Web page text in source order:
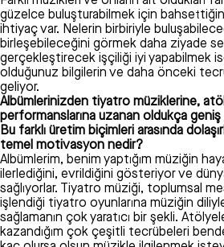
güzelce buluşturabilmek için
ihtiyaç var. Nelerin birbiriyle
birleşebileceğini görmek daha ziyade
gerçekleştirecek işçiliği iyi yapabilmek
olduğunuz bilgilerin ve daha önceki
geliyor.
Albümlerinizden tiyatro müziklerine,
performanslarına uzanan oldukça geniş
Bu farklı üretim biçimleri arasında
temel motivasyon nedir?
Albümlerim, benim yaptığım müziğin
ilerlediğini, evrildiğini gösteriyor ve
sağlıyorlar. Tiyatro müziği, toplumsal
işlendiği tiyatro oyunlarına müziğin
sağlamanın çok yaratıcı bir şekli.
kazandığım çok çeşitli tecrübeleri